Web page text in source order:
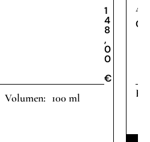
1
4
8
,
0
0
€
100 ml